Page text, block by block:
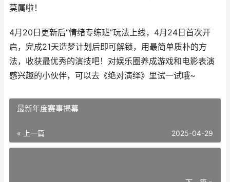
莫属啦！
4月20日更新后“情绪专练班”玩法上线，4月24日首次开
启，完成21天造梦计划后即可解锁，用最简单质朴的方
法，收获最优秀的演技吧！对娱乐圈养成游戏和电影表演
感兴趣的小伙伴，可以去《绝对演绎》里试一试哦~
最新年度赛事揭幕
« 上一篇 2025-04-29